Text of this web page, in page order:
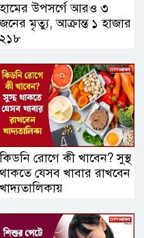
হামের উপসর্গে আরও ৩
জনের মৃত্যু, আক্রান্ত ১ হাজার
২১৮
কিডনি রোগে কী খাবেন? সুস্থ
থাকতে যেসব খাবার রাখবেন
খাদ্যতালিকায়